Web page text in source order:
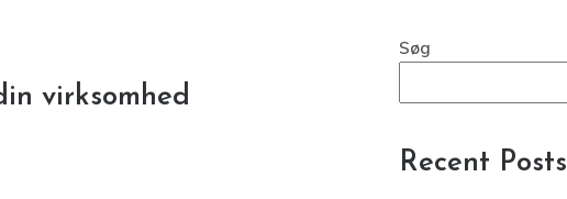
virksomhed
Søg
Recent Posts